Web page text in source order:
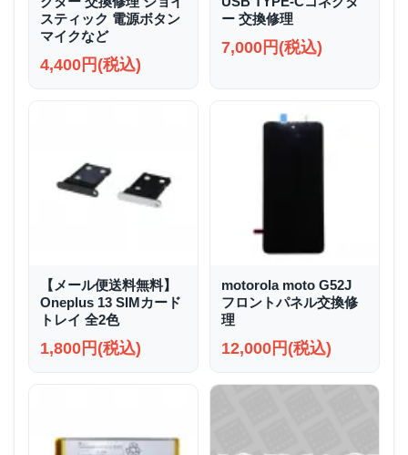
スティック 電源ボタン
マイクなど
4,400円(税込)
ー 交換修理
7,000円(税込)
【メール便送料無料】
Oneplus 13 SIMカード
トレイ 全2色
1,800円(税込)
motorola moto G52J
フロントパネル交換修
理
12,000円(税込)